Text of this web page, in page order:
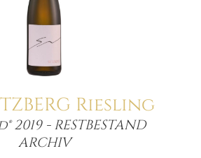
Riesling
2019 - RESTBESTAND
ARCHIVMenge